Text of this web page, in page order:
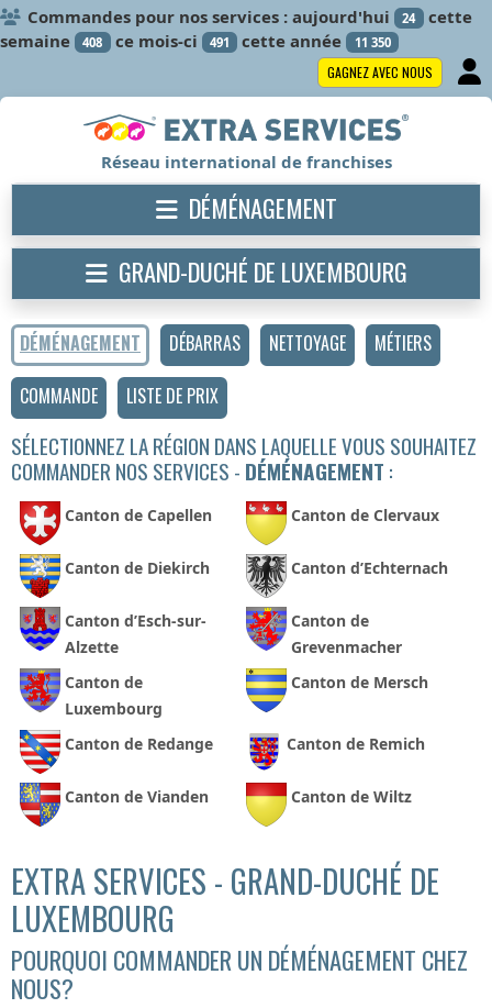
Commandes pour nos services : aujourd'hui 24 cette
semaine
408 ce mois-ci 491 cette année 11 350
GAGNEZ AVEC NOUS
DÉMÉNAGEMENT DÉBARRAS NETTOYAGE
MÉTIERS
COMMANDE
LISTE DE PRIX
SÉLECTIONNEZ LA RÉGION DANS LAQUELLE VOUS SOUHAITEZ
COMMANDER NOS SERVICES - DÉMÉNAGEMENT :
Canton de Capellen Canton de Clervaux
Canton de Diekirch Canton d’Echternach
Canton d’Esch-sur-
Alzette
Canton de
Grevenmacher
Canton de
Luxembourg
Canton de Mersch
Canton de Redange Canton de Remich
Canton de Vianden Canton de Wiltz
EXTRA SERVICES - GRAND-DUCHÉ DE
LUXEMBOURG
POURQUOI COMMANDER UN DÉMÉNAGEMENT CHEZ
NOUS?
Réseau international de franchises
DÉMÉNAGEMENT
GRAND-DUCHÉ DE LUXEMBOURG